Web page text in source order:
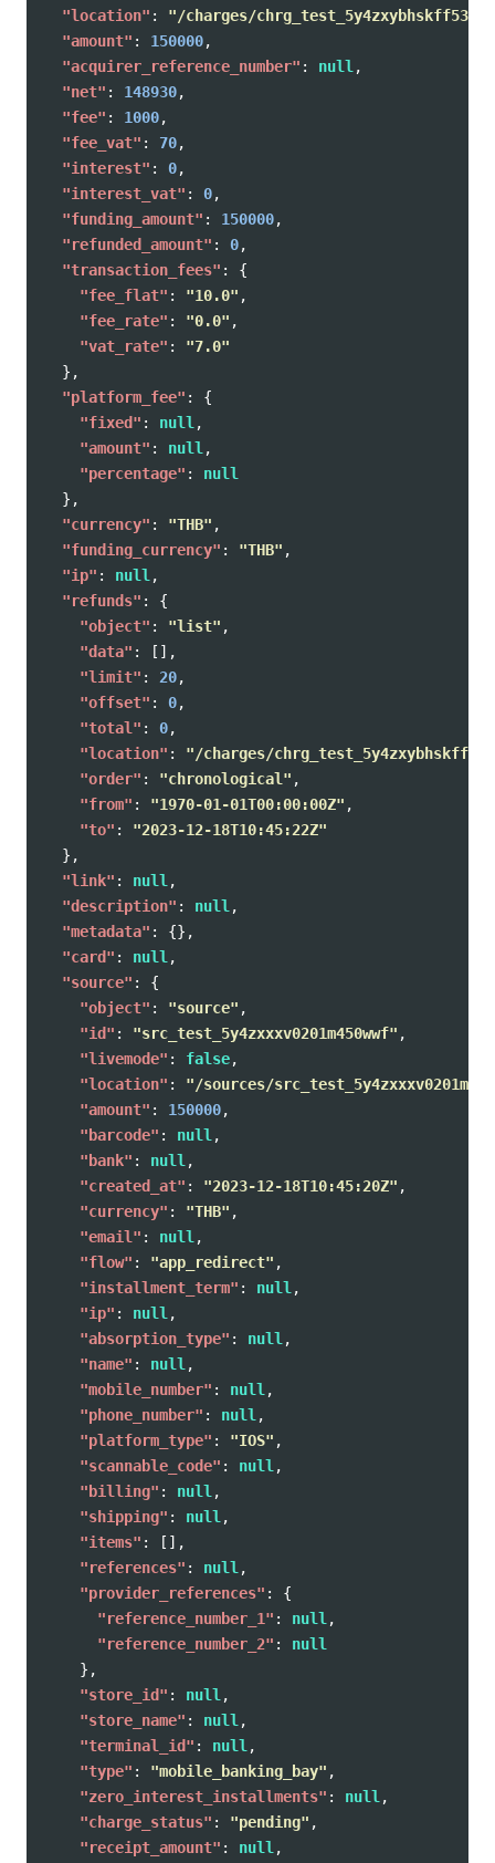
"location" :
"/charges/
"amount" : 150000,
"acquirer_reference_number" : null ,
"net" : 148930,
"fee" : 1000,
"fee_vat" : 70,
"interest" : 0,
"interest_vat" : 0,
"funding_amount" : 150000,
"refunded_amount" : 0,
"transaction_fees" :
{
"fee_flat" : "10.0" ,
"fee_rate" : "0.0" ,
"vat_rate" :
"7.0"
},
"platform_fee" :
{
"fixed" : null ,
"amount" : null ,
"percentage" :
null
},
"currency" : "THB" ,
"funding_currency" : "THB" ,
"ip" : null ,
"refunds" :
{
"object" : "list" ,
"data" :
[],
"limit" : 20,
"offset" : 0,
"total" : 0,
"location" :
"/charges/
"order" : "chronological" ,
"from" : "1970-01-01T00:00:00Z" ,
"to" :
"2023-12-18T10:45:22Z"
},
"link" : null ,
"description" : null ,
"metadata" :
{},
"card" : null ,
"source" :
{
"object" : "source" ,
"id" : "src_test_5y4zxxxv0201m450wwf" ,
"livemode" : false,
"location" :
"/sources/
"amount" : 150000,
"barcode" : null ,
"bank" : null ,
"created_at" : "2023-12-18T10:45:20Z" ,
"currency" : "THB" ,
"email" : null ,
"flow" : "app_redirect" ,
"installment_term" : null ,
"ip" : null ,
"absorption_type" : null ,
"name" : null ,
"mobile_number" : null ,
"phone_number" : null ,
"platform_type" : "IOS" ,
"scannable_code" : null ,
"billing" : null ,
"shipping" : null ,
"items" :
[],
"references" : null ,
"provider_references" :
{
"reference_number_1" : null ,
"reference_number_2" :
null
},
"store_id" : null ,
"store_name" : null ,
"terminal_id" : null ,
"type" : "mobile_banking_bay" ,
"zero_interest_installments" : null ,
"charge_status" : "pending" ,
"receipt_amount" : null ,